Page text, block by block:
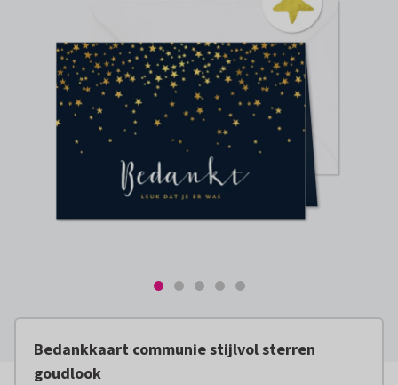
Bedankkaart communie stijlvol sterren
goudlook